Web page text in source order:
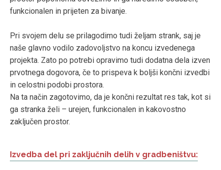
funkcionalen in prijeten za bivanje.
Pri svojem delu se prilagodimo tudi željam strank, saj je
naše glavno vodilo zadovoljstvo na koncu izvedenega
projekta. Zato po potrebi opravimo tudi dodatna dela izven
prvotnega dogovora, če to prispeva k boljši končni izvedbi
in celostni podobi prostora.
Na ta način zagotovimo, da je končni rezultat res tak, kot si
ga stranka želi – urejen, funkcionalen in kakovostno
zaključen prostor.
Izvedba del pri zaključnih delih v gradbeništvu: